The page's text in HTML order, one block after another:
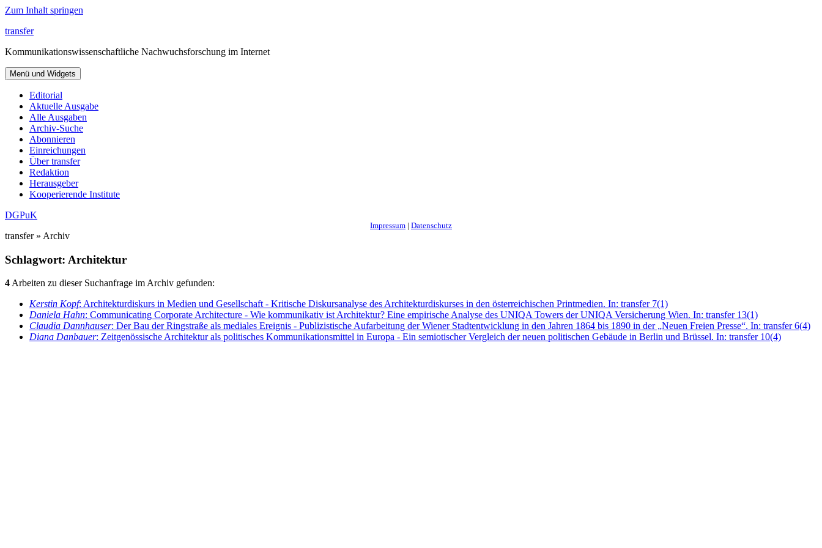
Zum Inhalt springen
transfer
Kommunikationswissenschaftliche Nachwuchsforschung im Internet
Menü und Widgets
Editorial
Aktuelle Ausgabe
Alle Ausgaben
Archiv-Suche
Abonnieren
Einreichungen
Über transfer
Redaktion
Herausgeber
Kooperierende Institute
DGPuK
Impressum | Datenschutz
transfer » Archiv
Schlagwort: Architektur
4Arbeiten zu dieser Suchanfrage im Archiv gefunden:
Kerstin Kopf: Architekturdiskurs in Medien und Gesellschaft - Kritische Diskursanalyse des Architekturdiskurses in den österreichischen Printmedien. In: transfer 7(1)
Daniela Hahn: Communicating Corporate Architecture - Wie kommunikativ ist Architektur? Eine empirische Analyse des UNIQA Towers der UNIQA Versicherung Wien. In: transfer 13(1)
Claudia Dannhauser: Der Bau der Ringstraße als mediales Ereignis - Publizistische Aufarbeitung der Wiener Stadtentwicklung in den Jahren 1864 bis 1890 in der „Neuen Freien Presse“. In: transfer 6(4)
Diana Danbauer: Zeitgenössische Architektur als politisches Kommunikationsmittel in Europa - Ein semiotischer Vergleich der neuen politischen Gebäude in Berlin und Brüssel. In: transfer 10(4)